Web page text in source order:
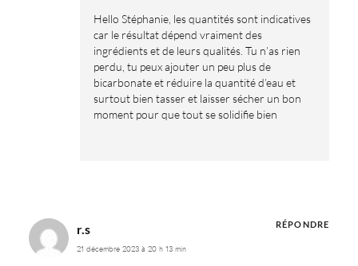
Hello Stéphanie, les quantités sont indicatives
car le résultat dépend vraiment des
ingrédients et de leurs qualités. Tu n’as rien
perdu, tu peux ajouter un peu plus de
bicarbonate et réduire la quantité d’eau et
surtout bien tasser et laisser sécher un bon
moment pour que tout se solidifie bien
r.s
21 décembre 2023 à 20 h 13 min
RÉPONDRE